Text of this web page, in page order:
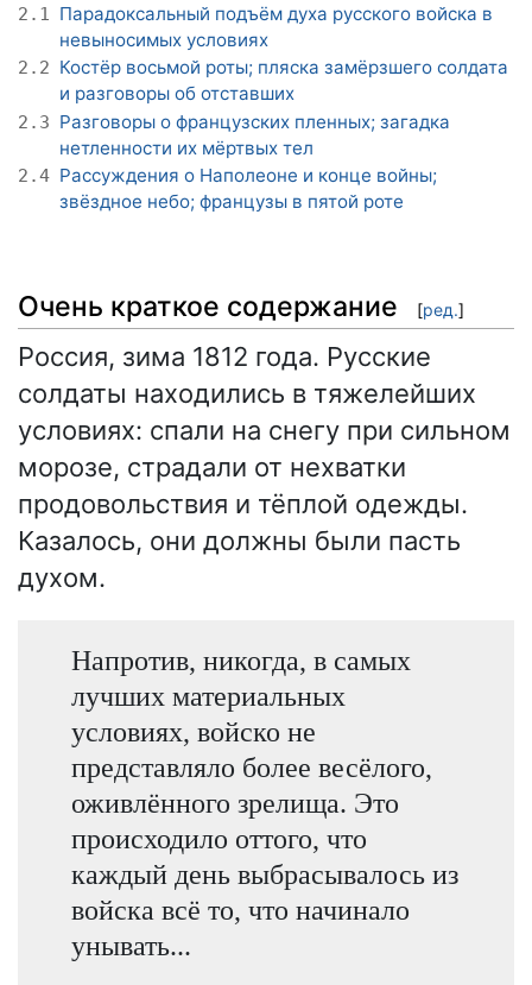
2.1 Парадоксальный подъём духа русского войска в
невыносимых условиях
2.2 Костёр восьмой роты; пляска замёрзшего солдата
и разговоры об отставших
2.3 Разговоры о французских пленных; загадка
нетленности их мёртвых тел
2.4 Рассуждения о Наполеоне и конце войны;
звёздное небо; французы в пятой роте
Очень краткое содержание [ред.]
Россия, зима 1812 года. Русские
солдаты находились в тяжелейших
условиях: спали на снегу при сильном
морозе, страдали от нехватки
продовольствия и тёплой одежды.
Казалось, они должны были пасть
духом.
Напротив, никогда, в самых
лучших материальных
условиях, войско не
представляло более весёлого,
оживлённого зрелища. Это
происходило оттого, что
каждый день выбрасывалось из
войска всё то, что начинало
унывать...